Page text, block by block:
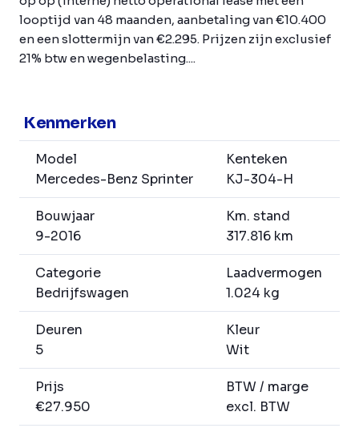
looptijd van 48 maanden, aanbetaling van €10.400
en een slottermijn van €2.295. Prijzen zijn exclusief
21% btw en wegenbelasting....
Kenmerken
Model
Mercedes-Benz Sprinter
Kenteken
KJ-304-H
Bouwjaar
9-2016
Km. stand
317.816 km
Categorie
Bedrijfswagen
Laadvermogen
1.024 kg
Deuren
5
Kleur
Wit
Prijs
€27.950
BTW / marge
excl. BTW